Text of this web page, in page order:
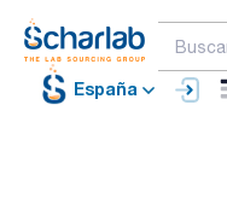
España